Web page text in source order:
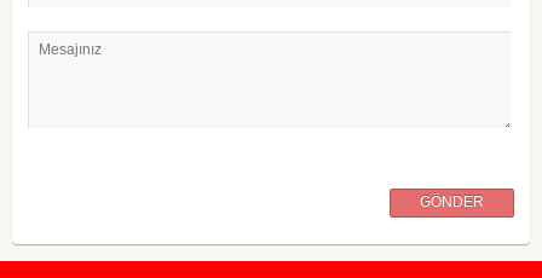
Mesajınız
GÖNDER